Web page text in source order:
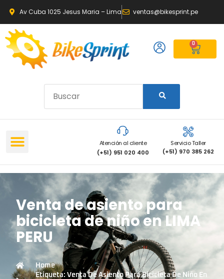
Av Cuba 1025 Jesus Maria – Lima ventas@bikesprint.pe
0
Atención al cliente
(+51) 951 020 400
Servicio Taller
(+51) 970 385 262
Venta de asiento para
bicicleta de niño en LIMA
PERU
Home
Etiqueta: Venta De Asiento Para Bicicleta De Niño En